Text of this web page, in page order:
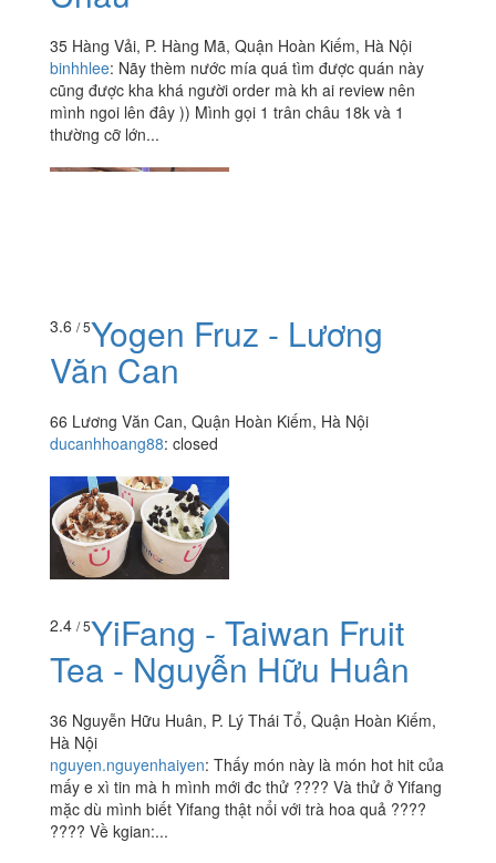
35 Hàng Vải, P. Hàng Mã, Quận Hoàn Kiếm, Hà Nội
binhhlee: Nãy thèm nước mía quá tìm được quán này
cũng được kha khá người order mà kh ai review nên
mình ngoi lên đây )) Mình gọi 1 trân châu 18k và 1
thường cỡ lớn...
3.6 / 5Yogen Fruz - Lương
Văn Can
66 Lương Văn Can, Quận Hoàn Kiếm, Hà Nội
ducanhhoang88: closed
2.4 / 5YiFang - Taiwan Fruit
Tea - Nguyễn Hữu Huân
36 Nguyễn Hữu Huân, P. Lý Thái Tổ, Quận Hoàn Kiếm,
Hà Nội
nguyen.nguyenhaiyen: Thấy món này là món hot hit của
mấy e xì tin mà h mình mới đc thử ???? Và thử ở Yifang
mặc dù mình biết Yifang thật nổi với trà hoa quả ????
???? Về kgian:...